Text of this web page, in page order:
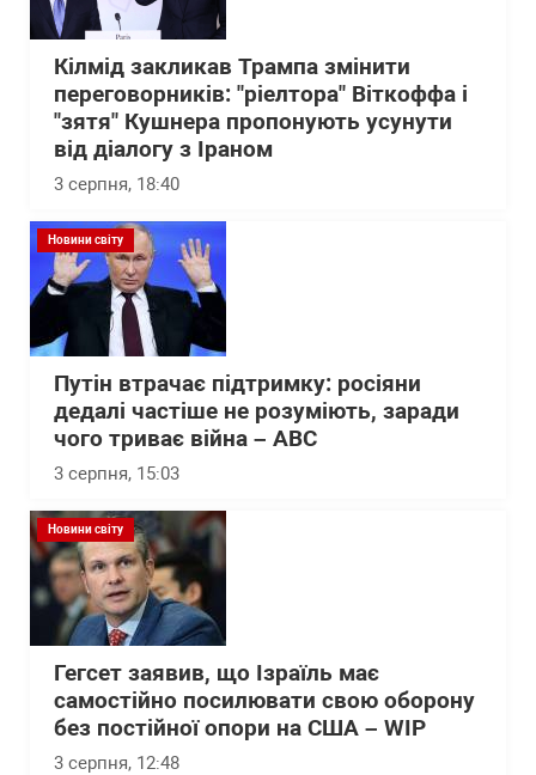
Кілмід закликав Трампа змінити
переговорників: "ріелтора" Віткоффа і
"зятя" Кушнера пропонують усунути
від діалогу з Іраном
3 серпня, 18:40
Новини світу
Путін втрачає підтримку: росіяни
дедалі частіше не розуміють, заради
чого триває війна – АВС
3 серпня, 15:03
Новини світу
Гегсет заявив, що Ізраїль має
самостійно посилювати свою оборону
без постійної опори на США – WІP
3 серпня, 12:48